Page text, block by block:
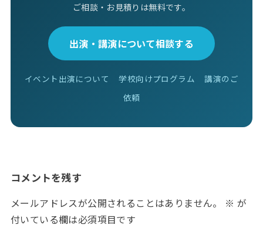
ご相談・お見積りは無料です。
出演・講演について相談する
イベント出演について 学校向けプログラム
講演のご
依頼
コメントを残す
メールアドレスが公開されることはありません。 ※ が
付いている欄は必須項目です